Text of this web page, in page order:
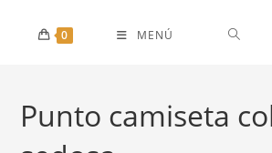
0 MENÚ
Punto camiseta